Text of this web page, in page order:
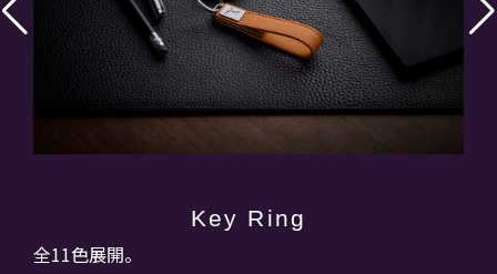
Key Ring
全11色展開。